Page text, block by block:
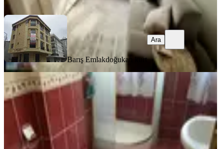
Ara
Barış Emlakdoğukan kurt
Ara
Destan-104-k.m.paşa-sümbülefendi-
yan-sokağında-1-oda-1-salon-65m2-
yüksek-giriş-kat-kombili-açıklamay
Fatih, Sümbül Efendi Mahallesi
65 m² Yüksek giriş·04.08.2026